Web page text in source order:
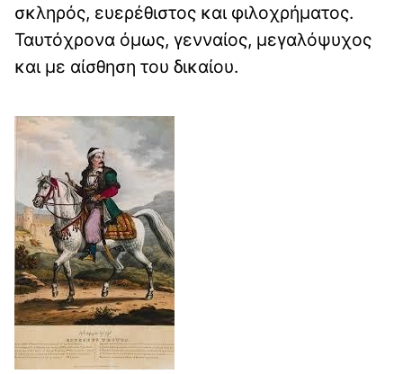
σκληρός, ευερέθιστος και φιλοχρήματος.
Ταυτόχρονα όμως, γενναίος, μεγαλόψυχος
και με αίσθηση του δικαίου.